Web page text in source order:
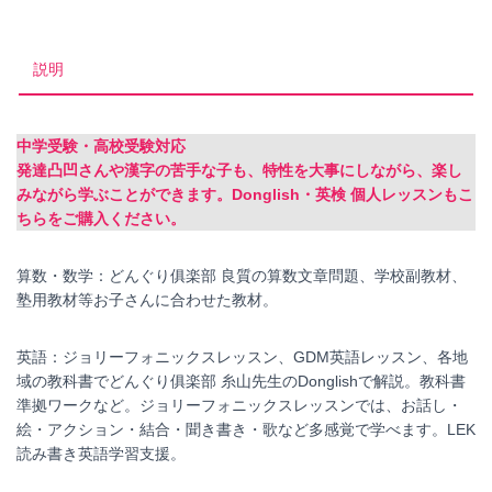
庭
師
個
説明
中学受験・高校受験対応
発達凸凹さんや漢字の苦手な子も、特性を大事にしながら、楽し
みながら学ぶことができます。Donglish・英検 個人レッスンもこ
ちらをご購入ください。
算数・数学：どんぐり俱楽部 良質の算数文章問題、学校副教材、
塾用教材等お子さんに合わせた教材。
英語：ジョリーフォニックスレッスン、GDM英語レッスン、各地
域の教科書でどんぐり俱楽部 糸山先生のDonglishで解説。教科書
準拠ワークなど。ジョリーフォニックスレッスンでは、お話し・
絵・アクション・結合・聞き書き・歌など多感覚で学べます。LEK
読み書き英語学習支援。